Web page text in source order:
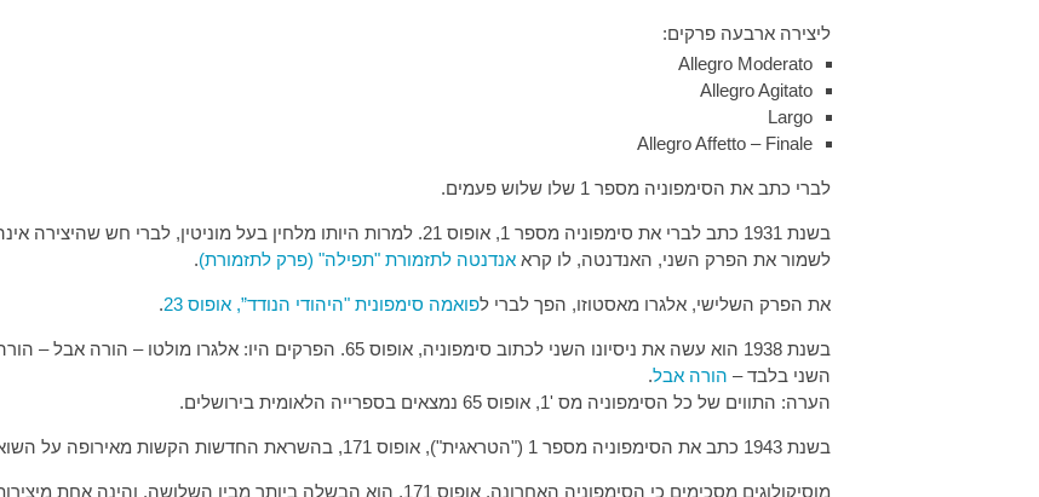
ליצירה ארבעה פרקים:
Allegro Moderato
Allegro Agitato
Largo
Allegro Affetto – Finale
לברי כתב את הסימפוניה מספר 1 שלו שלוש פעמים.
בשנת 1931 כתב לברי את סימפוניה מספר 1, אופוס 21. למרות היותו מלחין בעל
לשמור את הפרק השני, האנדנטה, לו קרא אנדנטה לתזמורת "תפילה" (פרק לתזמורת).
את הפרק השלישי, אלגרו מאסטוזו, הפך לברי לפואמה סימפונית "היהודי הנודד”, אופוס 23 .
בשנת 1938 הוא עשה את ניסיונו השני לכתוב סימפוניה, אופוס 65.
השני בלבד – הורה אבל.
הערה: התווים של כל הסימפוניה מס '1, אופוס 65 נמצאים בספרייה הלאומית בירושלים.
בשנת 1943 כתב את הסימפוניה מספר 1 ("הטראגית"), אופוס 171, בהשראת החדשות הקשות מאירופה על השואה.
מוסיקולוגים מסכימים כי הסימפוניה האחרונה, אופוס 171, הוא הבשלה ביותר מבין השלושה, והינה אחת מיצירות המופת של המלחין.